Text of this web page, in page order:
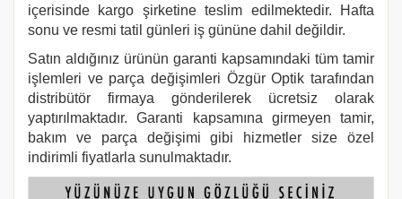
içerisinde kargo şirketine teslim edilmektedir. Hafta
sonu ve resmi tatil günleri iş gününe dahil değildir.
Satın aldığınız ürünün garanti kapsamındaki tüm tamir
işlemleri ve parça değişimleri Özgür Optik tarafından
distribütör firmaya gönderilerek ücretsiz olarak
yaptırılmaktadır. Garanti kapsamına girmeyen tamir,
bakım ve parça değişimi gibi hizmetler size özel
indirimli fiyatlarla sunulmaktadır.